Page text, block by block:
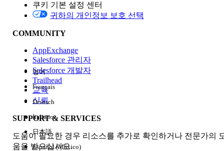
Edition
경험
쿠키 기본 설정 센터
귀하의 개인정보 보호 선택
COMMUNITY
AppExchange
Salesforce 관리자
Salesforce 개발자
Trailhead
교육
신뢰
SUPPORT & SERVICES
도움이 필요한 경우 리소스를 추가로 확인하거나 전문가의
움을 받으십시오.
영어
Français
Deutsch
Italiano
日本語
Español (México)